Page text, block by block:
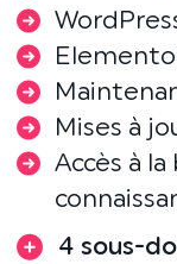
Mises à
Accès à la
4 sous-